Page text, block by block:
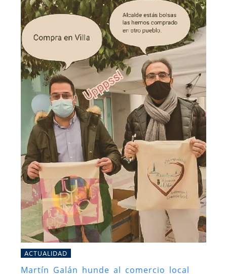
ACTUALIDAD
Martín Galán hunde al comercio local